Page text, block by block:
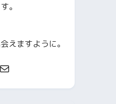
。
えますように。